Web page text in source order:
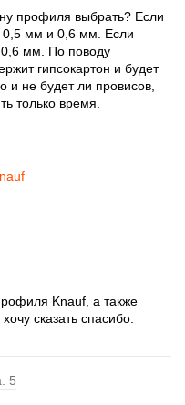
профиля выбрать? Если
0,5 мм и 0,6 мм. Если
0,6 мм. По поводу
гипсокартон и будет
и не будет ли провисов,
только время.
Knauf, а также
сказать спасибо.
5